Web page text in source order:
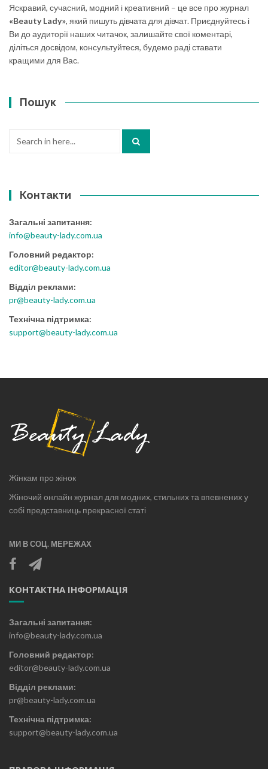
Яскравий, сучасний, модний і креативний – це все про журнал
«Beauty Lady», який пишуть дівчата для дівчат. Приєднуйтесь і
Ви до аудиторії наших читачок, залишайте свої коментарі,
діліться досвідом, консультуйтеся, будемо раді ставати
кращими для Вас.
Пошук
Контакти
Загальні запитання:
info@beauty-lady.com.ua
Головний редактор:
editor@beauty-lady.com.ua
Відділ реклами:
pr@beauty-lady.com.ua
Технічна підтримка:
support@beauty-lady.com.ua
Жінкам про жінок
Жіночий онлайн журнал для модних, стильних та впевнених у
собі представниць прекрасної статі
МИ В СОЦ. МЕРЕЖАХ
КОНТАКТНА ІНФОРМАЦІЯ
Загальні запитання:
info@beauty-lady.com.ua
Головний редактор:
editor@beauty-lady.com.ua
Відділ реклами:
pr@beauty-lady.com.ua
Технічна підтримка:
support@beauty-lady.com.ua